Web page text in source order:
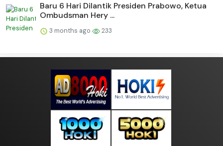
Baru 6 Hari Dilantik Presiden Prabowo, Ketua
Ombudsman Hery ...
3 months ago 233